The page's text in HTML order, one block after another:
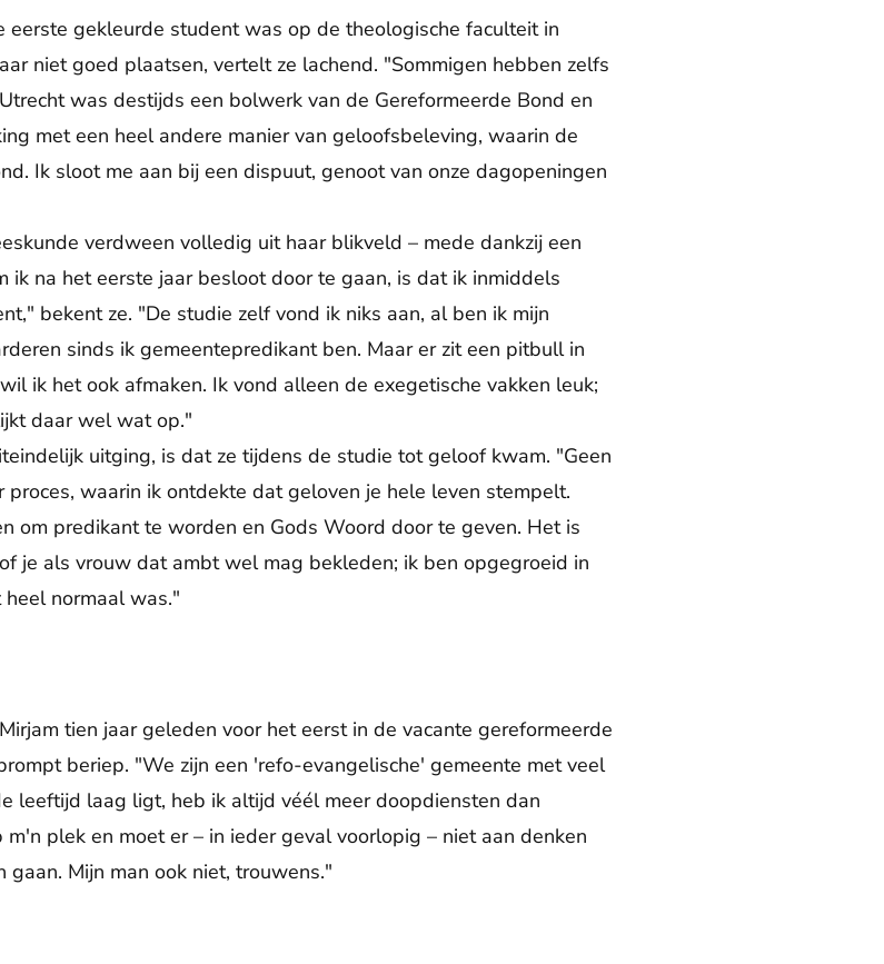
eerste gekleurde student was op de theologische faculteit in
niet goed plaatsen, vertelt ze lachend. "Sommigen hebben zelfs
was destijds een bolwerk van de Gereformeerde Bond en
met een heel andere manier van geloofsbeleving, waarin de
Ik sloot me aan bij een dispuut, genoot van onze dagopeningen
verdween volledig uit haar blikveld – mede dankzij een
ik na het eerste jaar besloot door te gaan, is dat ik inmiddels
bekent ze. "De studie zelf vond ik niks aan, al ben ik mijn
sinds ik gemeentepredikant ben. Maar er zit een pitbull in
ik het ook afmaken. Ik vond alleen de exegetische vakken leuk;
daar wel wat op."
uitging, is dat ze tijdens de studie tot geloof kwam. "Geen
waarin ik ontdekte dat geloven je hele leven stempelt.
om predikant te worden en Gods Woord door te geven. Het is
je als vrouw dat ambt wel mag bekleden; ik ben opgegroeid in
normaal was."
tien jaar geleden voor het eerst in de vacante gereformeerde
beriep. "We zijn een 'refo-evangelische' gemeente met veel
leeftijd laag ligt, heb ik altijd véél meer doopdiensten dan
plek en moet er – in ieder geval voorlopig – niet aan denken
Mijn man ook niet, trouwens."